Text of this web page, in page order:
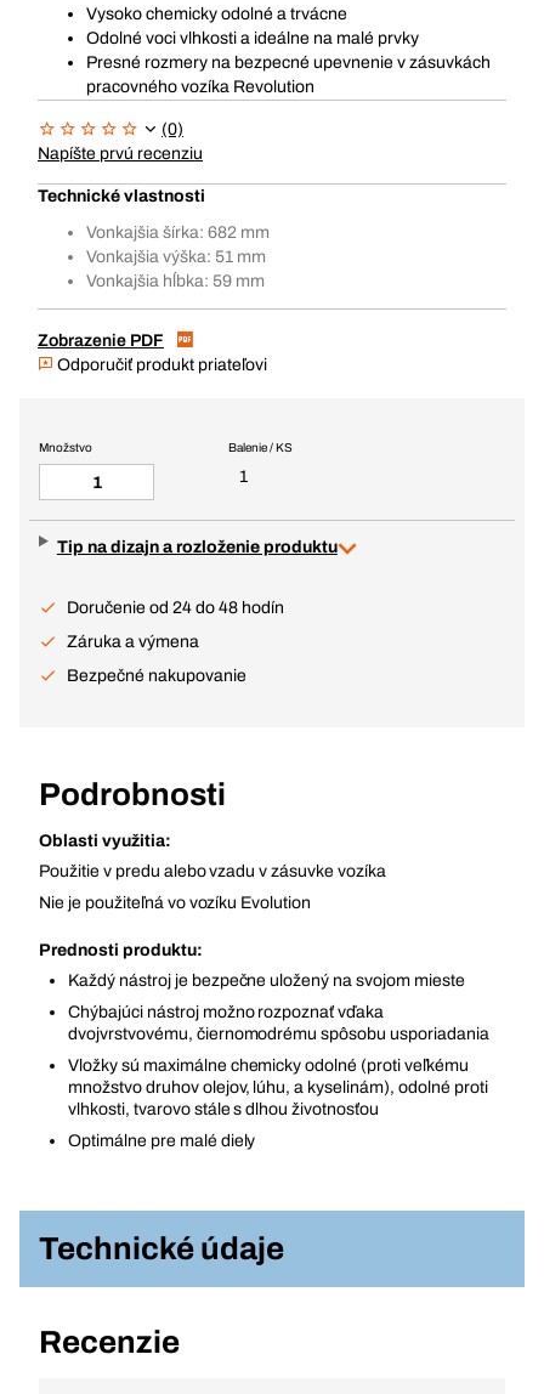
Vysoko chemicky odolné a trvácne
Odolné voci vlhkosti a ideálne na malé prvky
Presné rozmery na bezpecné upevnenie v zásuvkách
pracovného vozíka Revolution
(0)
Napíšte prvú recenziu
Technické vlastnosti
Vonkajšia šírka: 682 mm
Vonkajšia výška: 51 mm
Vonkajšia hĺbka: 59 mm
Zobrazenie PDF
Odporučiť produkt priateľovi
Balenie / KS
1
Množstvo
Tip na dizajn a rozloženie produktu
Doručenie od 24 do 48 hodín
Záruka a výmena
Bezpečné nakupovanie
Podrobnosti
Oblasti využitia:
Použitie v predu alebo vzadu v zásuvke vozíka
Nie je použiteľná vo vozíku Evolution
Prednosti produktu:
Každý nástroj je bezpečne uložený na svojom mieste
Chýbajúci nástroj možno rozpoznať vďaka
dvojvrstvovému, čiernomodrému spôsobu usporiadania
Vložky sú maximálne chemicky odolné (proti veľkému
množstvo druhov olejov, lúhu, a kyselinám), odolné proti
vlhkosti, tvarovo stále s dlhou životnosťou
Optimálne pre malé diely
Technické údaje
Recenzie